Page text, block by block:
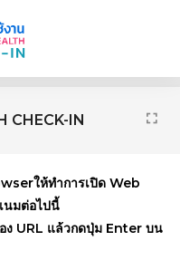
CHECK-IN
ให้ทำการเปิด Web
นมต่อไปนี้
URL แล้วกดปุ่ม Enter บน